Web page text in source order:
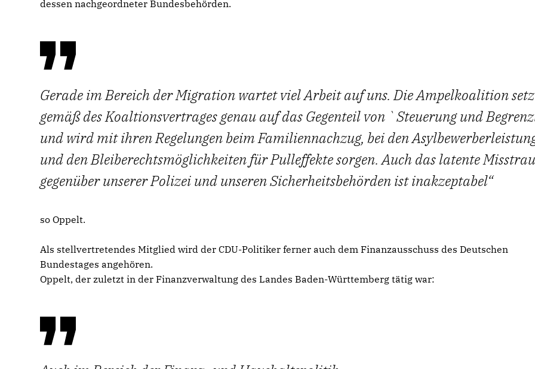
dessen nachgeordneter Bundesbehörden.
Gerade im Bereich der Migration wartet viel Arbeit auf uns. Die Ampelkoalition
gemäß des Koaltionsvertrages genau auf das Gegenteil von `Steuerung und
und wird mit ihren Regelungen beim Familiennachzug, bei den
und den Bleiberechtsmöglichkeiten für Pulleffekte sorgen. Auch das latente
gegenüber unserer Polizei und unseren Sicherheitsbehörden ist inakzeptabel
so Oppelt.
Als stellvertretendes Mitglied wird der CDU-Politiker ferner auch dem Finanzausschuss des Deutschen
Bundestages angehören.
Oppelt, der zuletzt in der Finanzverwaltung des Landes Baden-Württemberg tätig war: